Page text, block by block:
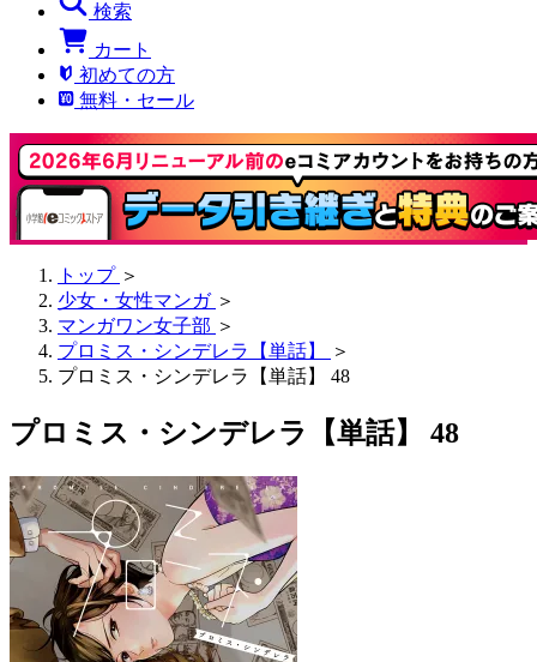
検索
カート
初めての方
無料・セール
トップ ＞
少女・女性マンガ ＞
マンガワン女子部 ＞
プロミス・シンデレラ【単話】
＞
プロミス・シンデレラ【単話】 48
プロミス・シンデレラ【単話】 48